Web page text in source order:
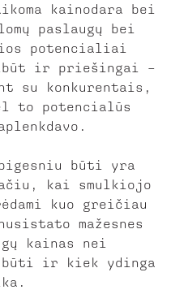
kainodara bei
paslaugų bei
potencialiai
ir priešingai –
su konkurentais,
to potencialūs
būti yra
kai smulkiojo
kuo greičiau
mažesnes
kainas nei
ir kiek ydinga